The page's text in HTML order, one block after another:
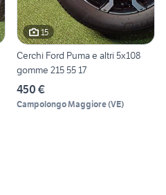
15
Cerchi Ford Puma e altri 5x108
gomme 215 55 17
450 €
Campolongo Maggiore(VE)